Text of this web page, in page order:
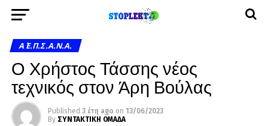
Α΄ Ε.Π.Σ.Α.Ν.Α.
Ο Χρήστος Τάσσης νέος
τεχνικός στον Άρη Βούλας
Published 3 έτη ago on 13/06/2023
By ΣΥΝΤΑΚΤΙΚΗ ΟΜΑΔΑ